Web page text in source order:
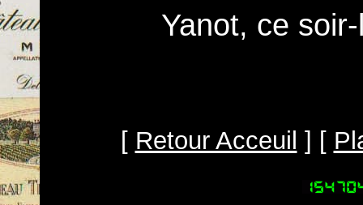
Yanot, ce
[ Retour Acceuil ] [